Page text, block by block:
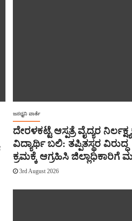
ಜನಧ್ವನಿ ವಾರ್ತೆ
ದೇರಳಕಟ್ಟೆ ಆಸ್ಪತ್ರೆ ವೈದ್ಯರ
ವಿದ್ಯಾರ್ಥಿ ಬಲಿ: ತಪ್ಪಿತಸ್ಥರ ವಿರುದ್ಧ
ಕ್ರಮಕ್ಕೆ ಆಗ್ರಹಿಸಿ ಜಿಲ್ಲಾಧಿಕಾರಿಗೆ
3rd August 2026